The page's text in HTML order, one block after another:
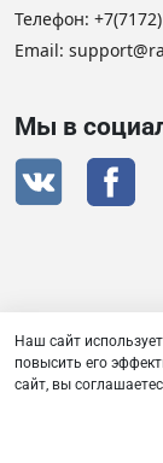
Телефон:
Email:
Мы в
Товарищество
Наш сайт
повысить его
сайт, вы